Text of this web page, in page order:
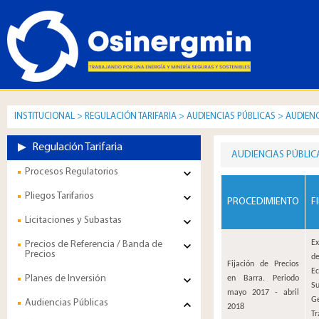
INSTITUCIONAL > REGULACIÓN TARIFARIA > AUDIENCIAS PÚBLICAS >
AUDIENCIAS
PROCEDIMIENTO​​
Fijación de Precios
en Barra. Periodo
mayo 2017 - abril
2018
Regulación Tarifaria
Procesos Regulatorios
Pliegos Tarifarios
Licitaciones y Subastas
Precios de Referencia / Banda de
Precios
Planes de Inversión
Audiencias Públicas